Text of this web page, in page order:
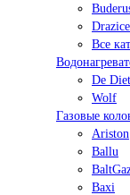
Drazice
Все
De
Wolf
Газовые
Ariston
Ballu
Baxi